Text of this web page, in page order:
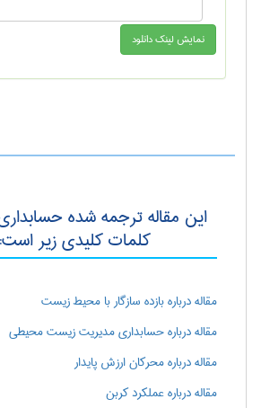
این مقاله ترجمه شده
کلمات کلیدی زیر است:
مقاله درباره بازده سازگار با محیط زیست
مقاله درباره حسابداری مدیریت زیست محیطی
مقاله درباره محرکان ارزش پایدار
مقاله درباره عملکرد کربن